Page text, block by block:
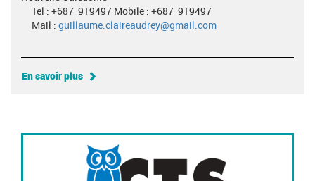
Tel : +687_919497 Mobile : +687_919497
Mail : guillaume.claireaudrey@gmail.com
En savoir plus